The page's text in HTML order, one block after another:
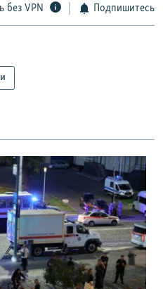
без VPN Подпишитесь